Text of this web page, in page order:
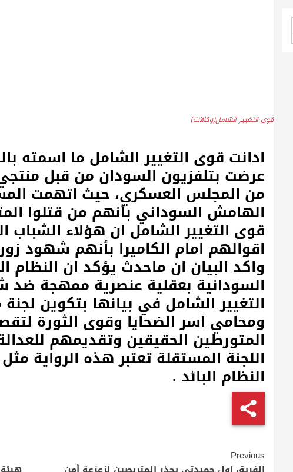
قوى التغيير الشامل(وكالات)
ادانت قوى التغيير الشامل ما اسمته
عرضت بتلفزيون السودان من قبل
من المجلس العسكري، حيث اتهمت
الهامش السوداني بأنهم من قتلوا
قوى التغيير الشامل ان هؤلاء
اقوالهم امام الكاميرا بأنهم شهود
واكد البيان ان ماحدث يؤكد ان النظام
السودانية بعقلية عنصرية ممهجة
التغيير الشامل في بيانها بتكوين
ومحامي اسر الضحايا وقوى الثورة
المتورطين الحقيقين وتقديمهم
اللجنة المستقلة تعتبر هذه الرواية
النظام البائد .
Continue
Previous